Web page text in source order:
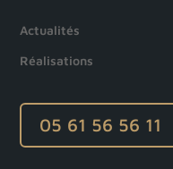
Actualités
Réalisations
05 61 56 56 11